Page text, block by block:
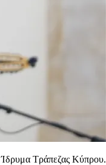
Ίδρυμα Τράπεζας Κύπρου.